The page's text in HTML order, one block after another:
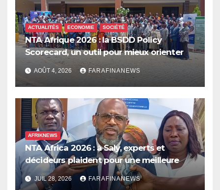
ACTUALITÉS ECONOMIE SOCIÉTÉ
NTA Afrique 2026 : la BSDD Policy
Scorecard, un outil pour mieux orienter
les dépenses publiques
AOÛT 4, 2026 FARAFINANEWS
AFRIKNEWS
NTA Africa 2026 : à Saly, experts et
décideurs plaident pour une meilleure
prise en compte de l’économie des soins
en Afrique
JUIL 28, 2026 FARAFINANEWS